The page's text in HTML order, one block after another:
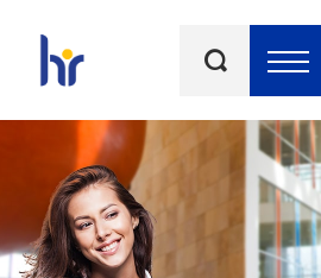
kluczowe